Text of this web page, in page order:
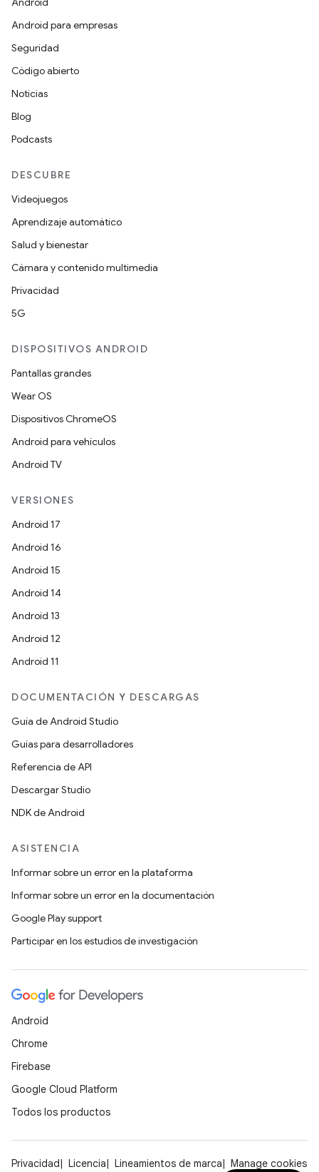
Android para empresas
Seguridad
Código abierto
Noticias
Blog
Podcasts
DESCUBRE
Videojuegos
Aprendizaje automático
Salud y bienestar
Cámara y contenido multimedia
Privacidad
5G
DISPOSITIVOS ANDROID
Pantallas grandes
Wear OS
Dispositivos ChromeOS
Android para vehículos
Android TV
VERSIONES
Android 17
Android 16
Android 15
Android 14
Android 13
Android 12
Android 11
DOCUMENTACIÓN Y DESCARGAS
Guía de Android Studio
Guías para desarrolladores
Referencia de API
Descargar Studio
NDK de Android
ASISTENCIA
Informar sobre un error en la plataforma
Informar sobre un error en la documentación
Google Play support
Participar en los estudios de investigación
Android
Chrome
Firebase
Google Cloud Platform
Todos los productos
Privacidad Licencia Lineamientos de marca Manage cookies